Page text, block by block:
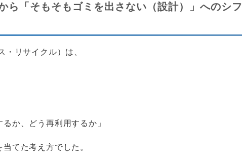
ら「そもそもゴミを出さない（設計）」へのシフ
リサイクル）は、
か、どう再利用するか」
てた考え方でした。